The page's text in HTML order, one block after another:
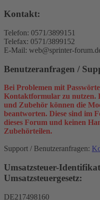
Kontakt:
Telefon: 0571/3899151
Telefax: 0571/3899152
E-Mail: web@sprinter-
Benutzeranfragen /
Bei Problemen mit
Kontaktformular zu nutzen.
und Zubehör können die
beantworten. Diese sind im
dieses Forum und keinen
Zubehörteilen.
Support / Benutzeranfragen:
Umsatzsteuer-
Umsatzsteuergesetz:
DE217498160